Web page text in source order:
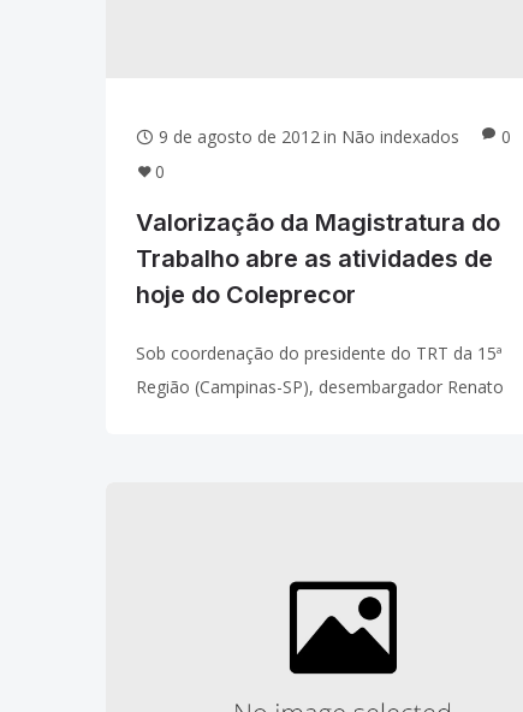
9 de agosto de 2012 in Não indexados
0
0
Valorização da Magistratura do
Trabalho abre as atividades de
hoje do Coleprecor
Sob coordenação do presidente do TRT da 15ª
Região (Campinas-SP), desembargador Renato